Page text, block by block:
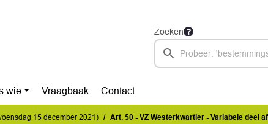
Zoeken
wie Vraagbaak Contact
15 december 2021) Art. 50 - VZ Westerkwartier - Variabele deel